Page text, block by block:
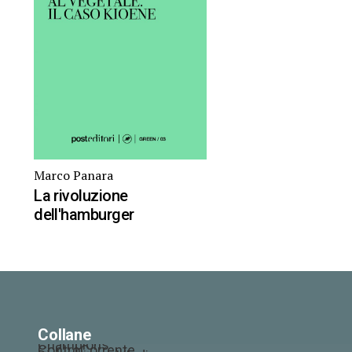
Marco Panara
La rivoluzione
dell'hamburger
Collane
Champions